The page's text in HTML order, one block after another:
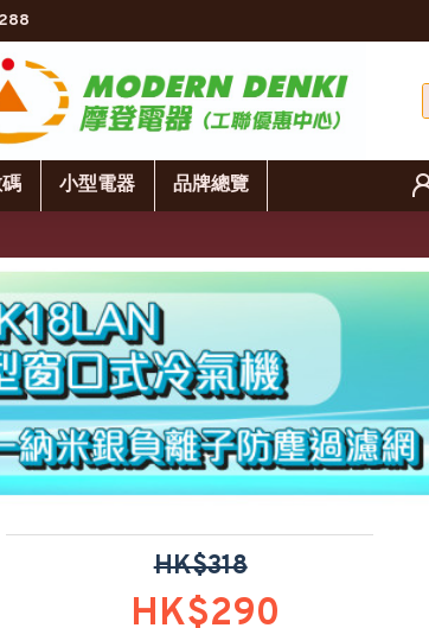
小型電器 品牌總覽
HK$290
HK$318